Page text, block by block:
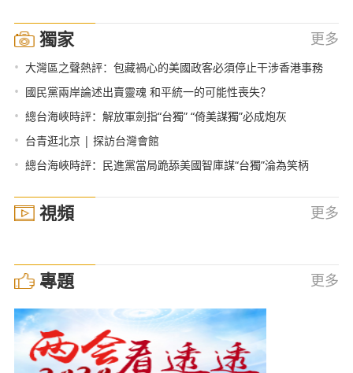
獨家 更多
• 大灣區之聲熱評：包藏禍心的美國政客必須停止干涉香港事務
• 國民黨兩岸論述出賣靈魂 和平統一的可能性喪失？
• 總台海峽時評：解放軍劍指“台獨” “倚美謀獨”必成炮灰
• 台青逛北京 | 探訪台灣會館
• 總台海峽時評：民進黨當局跪舔美國智庫謀“台獨”淪為笑柄
視頻 更多
專題 更多